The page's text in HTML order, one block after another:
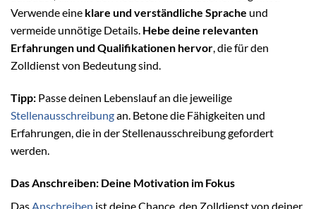
Verwende eine klare und verständliche Sprache und
vermeide unnötige Details. Hebe deine relevanten
Erfahrungen und Qualifikationen hervor, die für den
Zolldienst von Bedeutung sind.
Tipp: Passe deinen Lebenslauf an die jeweilige
Stellenausschreibungan. Betone die Fähigkeiten und
Erfahrungen, die in der Stellenausschreibung gefordert
werden.
Das Anschreiben: Deine Motivation im Fokus
Das Anschreiben ist deine Chance, den Zolldienst von deiner